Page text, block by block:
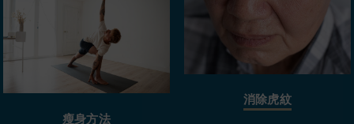
瘦身方法
消除虎紋